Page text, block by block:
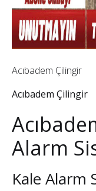
Acıbadem Çilingir
Acıbadem Çilingir
Alarm
Kale Alarm